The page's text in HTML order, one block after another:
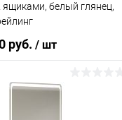
ящиками, белый глянец,
руб. / шт